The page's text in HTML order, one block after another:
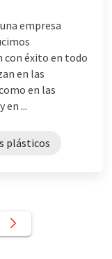
empresa
con éxito en todo
en las
en las
en ...
plásticos